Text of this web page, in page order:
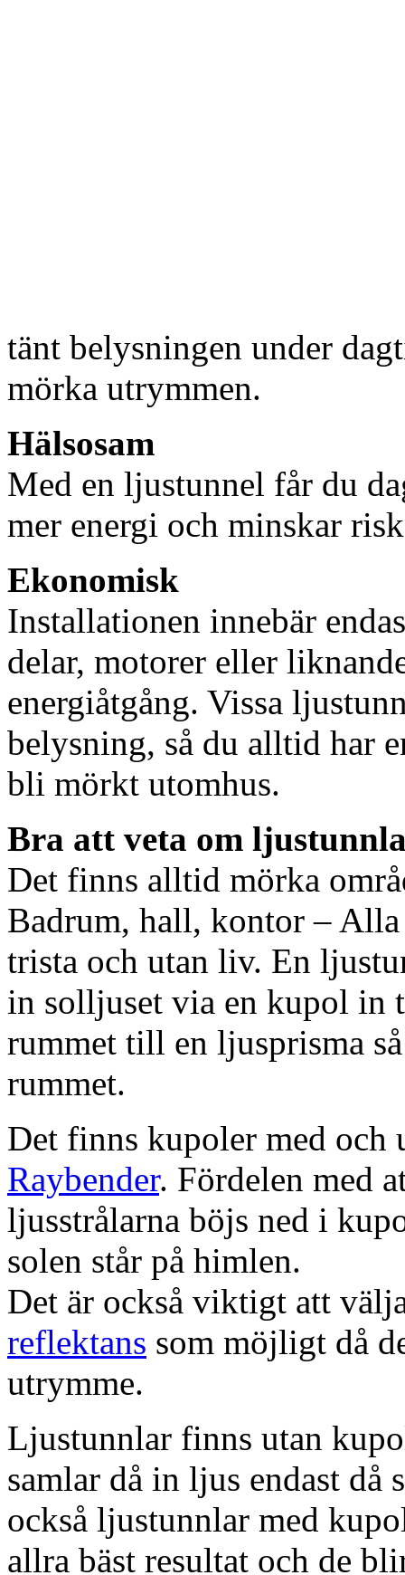
tänt belysningen under
mörka utrymmen.
Hälsosam
Med en ljustunnel får du
mer energi och minskar
Ekonomisk
Installationen innebär
delar, motorer eller
energiåtgång. Vissa
belysning, så du alltid har
bli mörkt utomhus.
Bra att veta om
Det finns alltid mörka
Badrum, hall, kontor – Alla
trista och utan liv. En
in solljuset via en kupol in
rummet till en ljusprisma
rummet.
Det finns kupoler med och
Raybender. Fördelen med
ljusstrålarna böjs ned i
solen står på himlen.
Det är också viktigt att
reflektans som möjligt då
utrymme.
Ljustunnlar finns utan
samlar då in ljus endast då
också ljustunnlar med
allra bäst resultat och de